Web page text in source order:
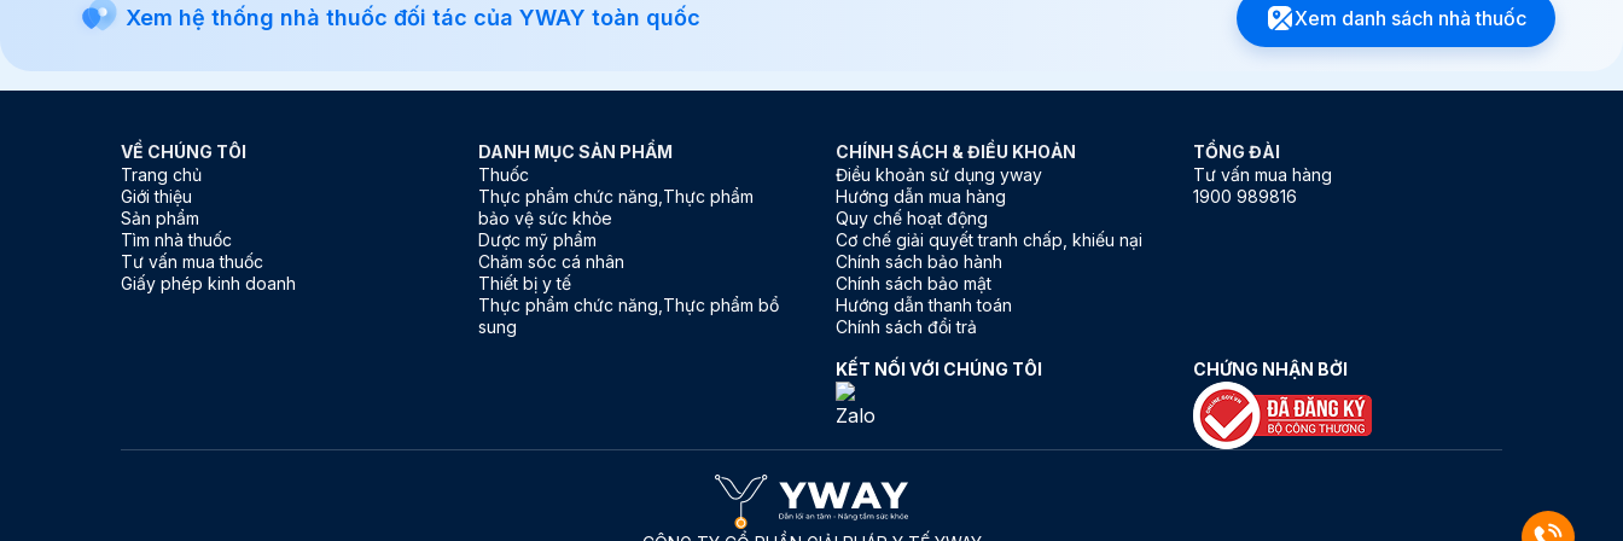
thiếu máu hồng cầu liềm
hồng cầu liềm).
Viên nén
phim màu
Xem hệ thống nhà thuốc đối tác của YWAY toàn quốc Xem danh sách nhà thuốc
VỀ CHÚNG TÔI
Trang chủ
Giới thiệu
Sản phẩm
Tìm nhà thuốc
Tư vấn mua thuốc
Giấy phép kinh doanh
DANH MỤC SẢN PHẨM
Thuốc
Thực phẩm chức năng,Thực phẩm
bảo vệ sức khỏe
Dược mỹ phẩm
Chăm sóc cá nhân
Thiết bị y tế
Thực phẩm chức năng,Thực phẩm bổ
sung
CHÍNH SÁCH & ĐIỀU KHOẢN
Điều khoản sử dụng yway
Hướng dẫn mua hàng
Quy chế hoạt động
Cơ chế giải quyết tranh chấp, khiếu nại
Chính sách bảo hành
Chính sách bảo mật
Hướng dẫn thanh toán
Chính sách đổi trả
KẾT NỐI VỚI CHÚNG TÔI
TỔNG ĐÀI
Tư vấn mua hàng
1900 989816
CHỨNG NHẬN BỞI